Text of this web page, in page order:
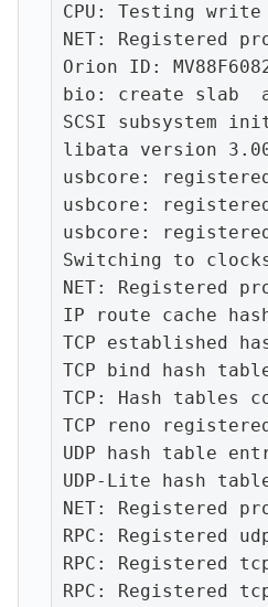
CPU: Testing
NET: Registered
Orion ID:
bio: create slab
SCSI subsystem
libata version
usbcore:
usbcore:
usbcore:
Switching to
NET: Registered
IP route cache
TCP established
TCP bind hash
TCP: Hash tables
TCP reno registered
UDP hash table
UDP-Lite hash
NET: Registered
RPC: Registered
RPC: Registered
RPC: Registered